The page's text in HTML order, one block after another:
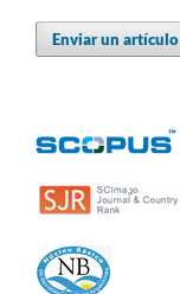
Enviar un artículo